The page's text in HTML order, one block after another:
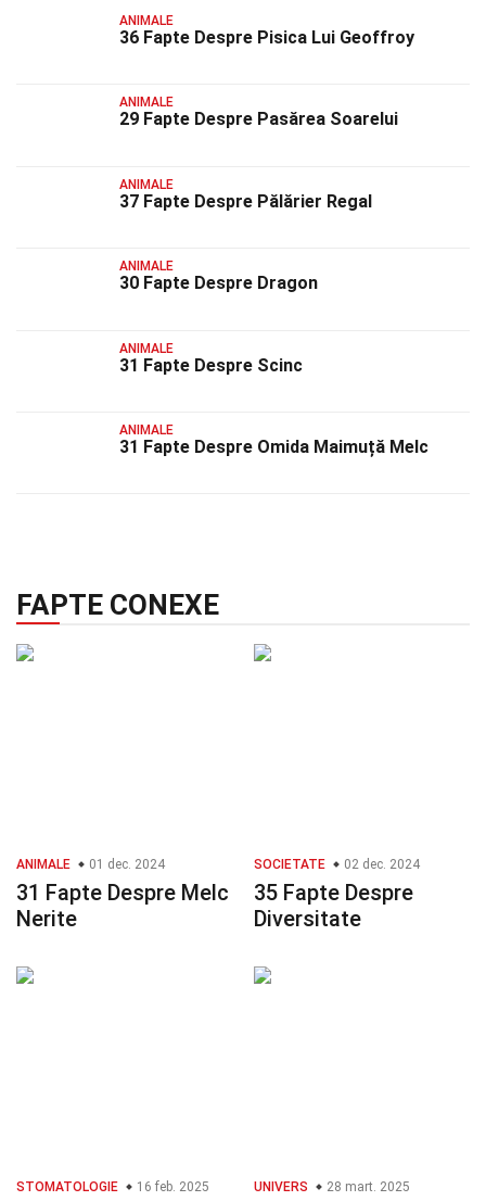
ANIMALE
36 Fapte Despre Pisica Lui Geoffroy
ANIMALE
29 Fapte Despre Pasărea Soarelui
ANIMALE
37 Fapte Despre Pălărier Regal
ANIMALE
30 Fapte Despre Dragon
ANIMALE
31 Fapte Despre Scinc
ANIMALE
31 Fapte Despre Omida Maimuță Melc
FAPTE CONEXE
ANIMALE 01 dec. 2024
31 Fapte Despre Melc
Nerite
SOCIETATE 02 dec. 2024
35 Fapte Despre
Diversitate
STOMATOLOGIE 16 feb. 2025 UNIVERS 28 mart. 2025